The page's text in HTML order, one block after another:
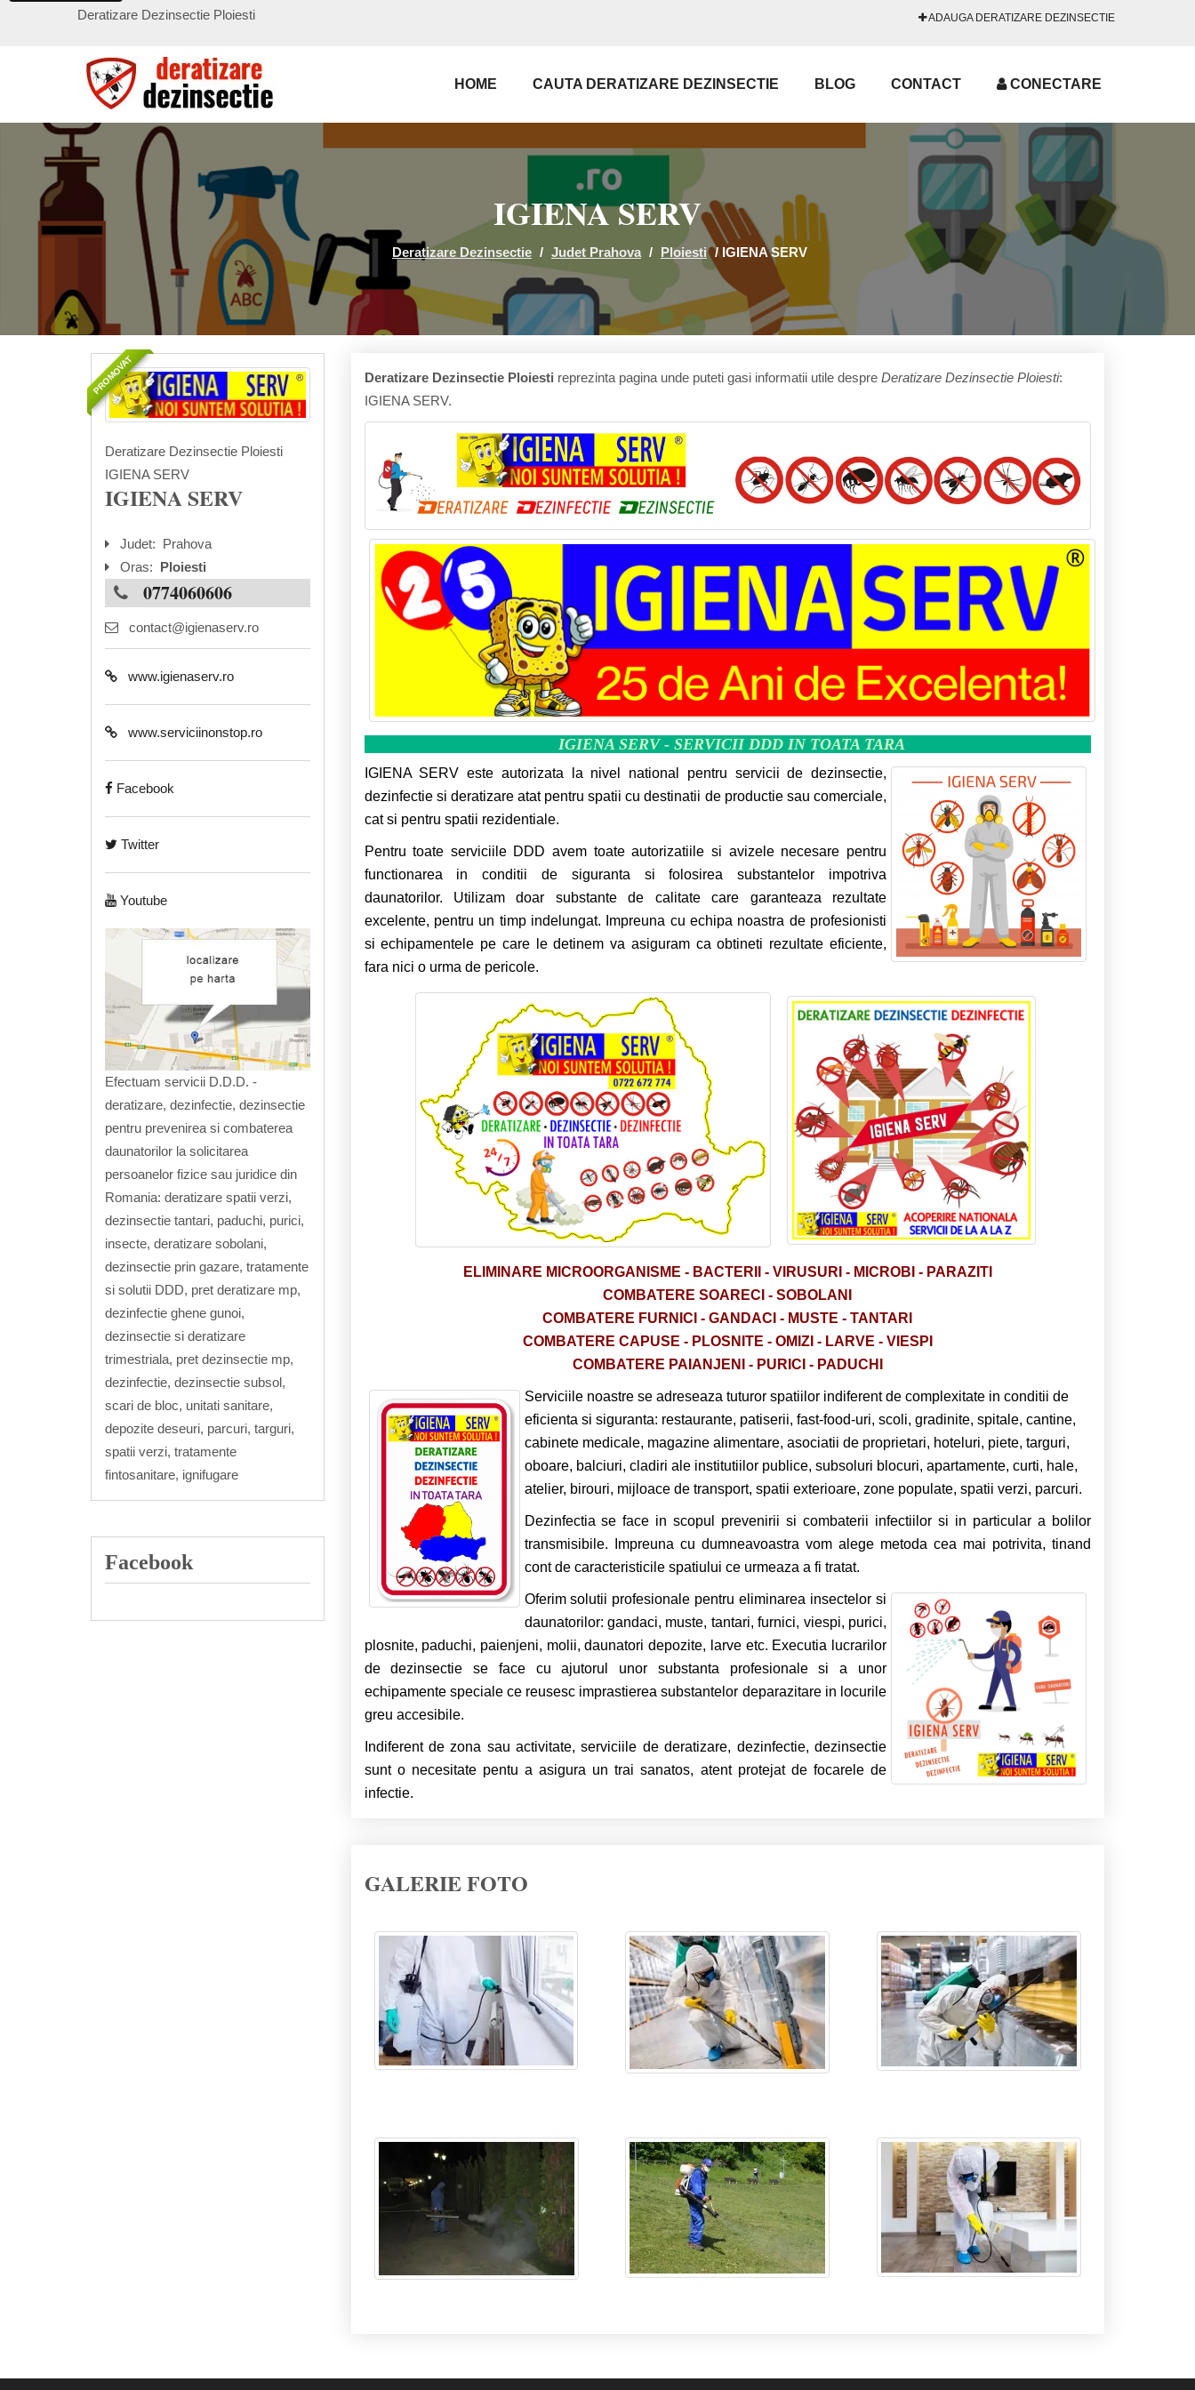
Deratizare Dezinsectie Ploiesti ADAUGA DERATIZARE DEZINSECTIE
HOME CAUTA DERATIZARE DEZINSECTIE BLOG CONTACT CONECTARE
IGIENA SERV
Deratizare Dezinsectie / Judet Prahova / Ploiesti /IGIENA SERV
PROMOVAT
Deratizare Dezinsectie Ploiesti
IGIENA SERV
IGIENA SERV
Judet: Prahova
Oras: Ploiesti
0774060606
contact@igienaserv.ro
www.igienaserv.ro
www.serviciinonstop.ro
Facebook
Twitter
Youtube
Efectuam servicii D.D.D. -
deratizare, dezinfectie, dezinsectie
pentru prevenirea si combaterea
daunatorilor la solicitarea
persoanelor fizice sau juridice din
Romania: deratizare spatii verzi,
dezinsectie tantari, paduchi, purici,
insecte, deratizare sobolani,
dezinsectie prin gazare, tratamente
si solutii DDD, pret deratizare mp,
dezinfectie ghene gunoi,
dezinsectie si deratizare
trimestriala, pret dezinsectie mp,
dezinfectie, dezinsectie subsol,
scari de bloc, unitati sanitare,
depozite deseuri, parcuri, targuri,
spatii verzi, tratamente
fintosanitare, ignifugare
Facebook
Deratizare Dezinsectie Ploiesti reprezinta pagina unde puteti gasi informatii utile despre Deratizare Dezinsectie Ploiesti:
IGIENA SERV.
IGIENA SERV - SERVICII DDD IN TOATA TARA
IGIENA SERV este autorizata la nivel national pentru servicii de dezinsectie,
dezinfectie si deratizare atat pentru spatii cu destinatii de productie sau comerciale,
cat si pentru spatii rezidentiale.
Pentru toate serviciile DDD avem toate autorizatiile si avizele necesare pentru
functionarea in conditii de siguranta si folosirea substantelor impotriva
daunatorilor. Utilizam doar substante de calitate care garanteaza rezultate
excelente, pentru un timp indelungat. Impreuna cu echipa noastra de profesionisti
si echipamentele pe care le detinem va asiguram ca obtineti rezultate eficiente,
fara nici o urma de pericole.
ELIMINARE MICROORGANISME - BACTERII - VIRUSURI - MICROBI - PARAZITI
COMBATERE SOARECI - SOBOLANI
COMBATERE FURNICI - GANDACI - MUSTE - TANTARI
COMBATERE CAPUSE - PLOSNITE - OMIZI - LARVE - VIESPI
COMBATERE PAIANJENI - PURICI - PADUCHI
Serviciile noastre se adreseaza tuturor spatiilor indiferent de complexitate in conditii de
eficienta si siguranta: restaurante, patiserii, fast-food-uri, scoli, gradinite, spitale, cantine,
cabinete medicale, magazine alimentare, asociatii de proprietari, hoteluri, piete, targuri,
oboare, balciuri, cladiri ale institutiilor publice, subsoluri blocuri, apartamente, curti, hale,
atelier, birouri, mijloace de transport, spatii exterioare, zone populate, spatii verzi, parcuri.
Dezinfectia se face in scopul prevenirii si combaterii infectiilor si in particular a bolilor
transmisibile. Impreuna cu dumneavoastra vom alege metoda cea mai potrivita, tinand
cont de caracteristicile spatiului ce urmeaza a fi tratat.
Oferim solutii profesionale pentru eliminarea insectelor si
daunatorilor: gandaci, muste, tantari, furnici, viespi, purici,
plosnite, paduchi, paienjeni, molii, daunatori depozite, larve etc. Executia lucrarilor
de dezinsectie se face cu ajutorul unor substanta profesionale si a unor
echipamente speciale ce reusesc imprastierea substantelor deparazitare in locurile
greu accesibile.
Indiferent de zona sau activitate, serviciile de deratizare, dezinfectie, dezinsectie
sunt o necesitate pentu a asigura un trai sanatos, atent protejat de focarele de
infectie.
GALERIE FOTO